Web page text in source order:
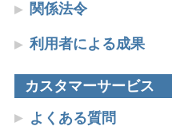
関係法令
利用者による成果
カスタマーサービス
よくある質問